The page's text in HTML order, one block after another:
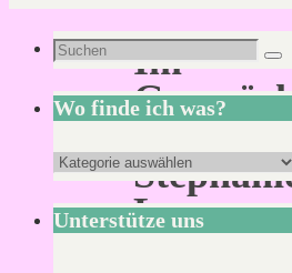
Im
mit
Suchen
nach:
Wo finde ich was?
Wo
finde
ich
Unterstütze uns